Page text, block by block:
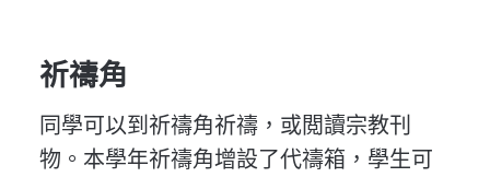
祈禱角
同學可以到祈禱角祈禱，或閲讀宗教刊
物。本學年祈禱角增設了代禱箱，學生可